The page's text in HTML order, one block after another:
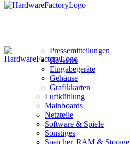
Pressemitteilungen
Reviews
Eingabegeräte
Gehäuse
Grafikkarten
Luftkühlung
Mainboards
Netzteile
Software & Spiele
Sonstiges
Speicher, RAM & Storage